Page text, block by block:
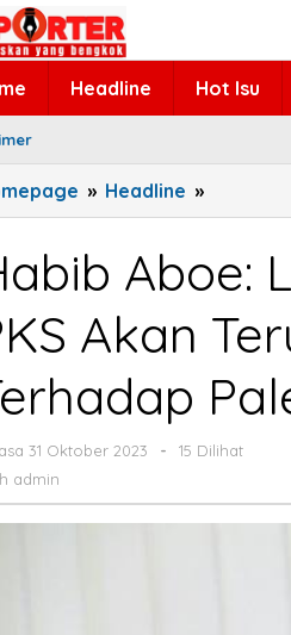
Headline Hot Isu
» Headline »
Aboe:
Fraksi
Parlemen,
Akan
Terus
Suarakan
Aboe:
Akan
31 Oktober 2023
oleh
-
15 Dilihat
admin